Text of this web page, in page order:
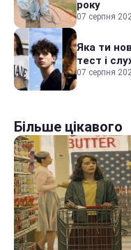
року
07 серпня
Яка ти
тест і
07 серпня
Більше цікавого